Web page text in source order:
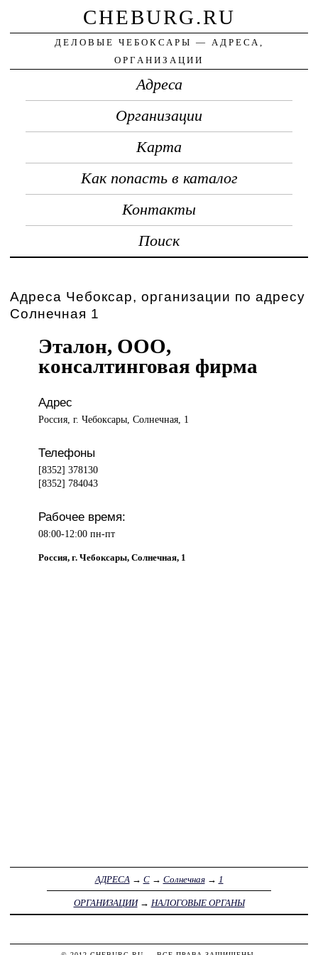
CHEBURG.RU
ДЕЛОВЫЕ ЧЕБОКСАРЫ — АДРЕСА,
ОРГАНИЗАЦИИ
Адреса
Организации
Карта
Как попасть в каталог
Контакты
Поиск
Адреса Чебоксар, организации по адресу
Солнечная 1
Эталон, ООО,
консалтинговая фирма
Адрес
Россия, г. Чебоксары, Солнечная, 1
Телефоны
[8352] 378130
[8352] 784043
Рабочее время:
08:00-12:00 пн-пт
Россия, г. Чебоксары, Солнечная, 1
АДРЕСА → С→ Солнечная→ 1
ОРГАНИЗАЦИИ→ НАЛОГОВЫЕ ОРГАНЫ